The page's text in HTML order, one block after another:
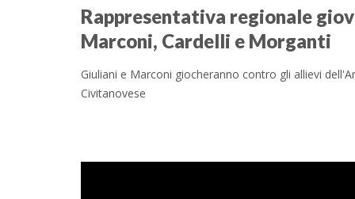
Rappresentativa regionale
Marconi, Cardelli e Morganti
Giuliani e Marconi giocheranno contro gli allievi
Civitanovese